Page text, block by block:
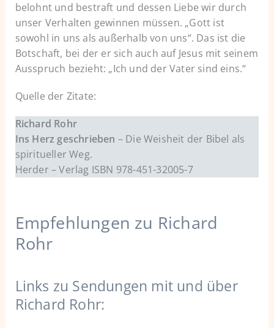
belohnt und bestraft und dessen Liebe wir durch
unser Verhalten gewinnen müssen. „Gott ist
sowohl in uns als außerhalb von uns“. Das ist die
Botschaft, bei der er sich auch auf Jesus mit seinem
Ausspruch bezieht: „Ich und der Vater sind eins.“
Quelle der Zitate:
Richard Rohr
Ins Herz geschrieben – Die Weisheit der Bibel als
spiritueller Weg.
Herder – Verlag ISBN 978-451-32005-7
Empfehlungen zu Richard
Rohr
Links zu Sendungen mit und über
Richard Rohr: